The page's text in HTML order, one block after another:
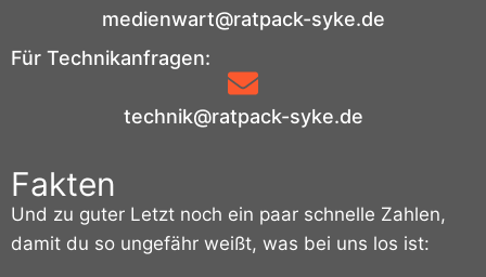
medienwart@ratpack-syke.de
Für Technikanfragen:
technik@ratpack-syke.de
Fakten
Und zu guter Letzt noch ein paar schnelle Zahlen,
damit du so ungefähr weißt, was bei uns los ist: